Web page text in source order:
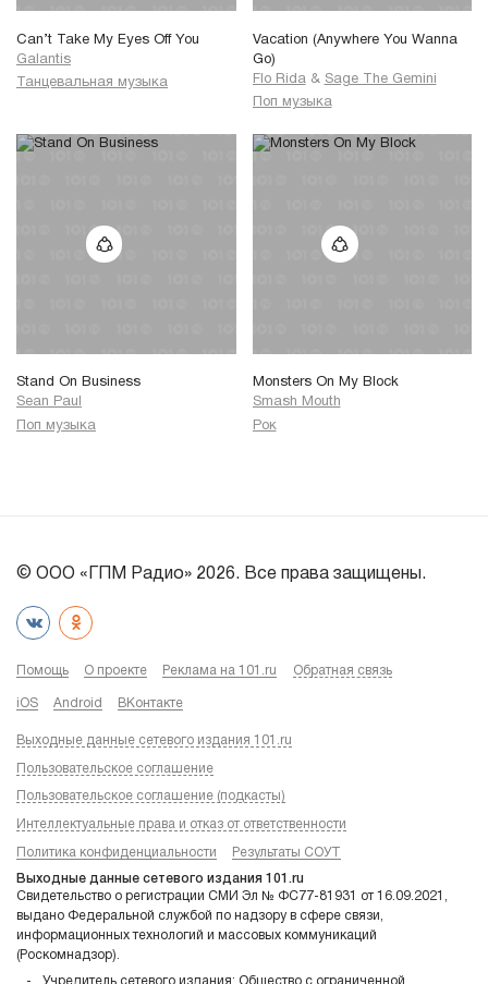
Can’t Take My Eyes Off You
Galantis
Танцевальная музыка
Vacation (Anywhere You Wanna
Go)
Flo Rida & Sage The Gemini
Поп музыка
Stand On Business
Sean Paul
Поп музыка
Monsters On My Block
Smash Mouth
Рок
© ООО «ГПМ Радио» 2026. Все права защищены.
Помощь О проекте Реклама на 101.ru Обратная связь
iOS Android ВКонтакте
Выходные данные сетевого издания 101.ru
Пользовательское соглашение
Пользовательское соглашение (подкасты)
Интеллектуальные права и отказ от ответственности
Политика конфиденциальности Результаты СОУТ
Выходные данные сетевого издания 101.ru
Свидетельство о регистрации СМИ Эл № ФС77-81931 от 16.09.2021,
выдано Федеральной службой по надзору в сфере связи,
информационных технологий и массовых коммуникаций
(Роскомнадзор).
Учредитель сетевого издания: Общество с ограниченной